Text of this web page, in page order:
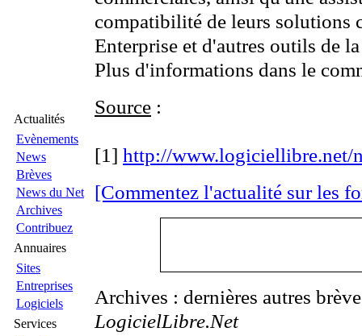
Actualités
Evènements
News
Brèves
News du Net
Archives
Contribuez
Annuaires
Sites
Entreprises
Logiciels
Services
compatibilité de leurs solutions
Enterprise et d'autres outils de
Plus d'informations dans le
Source :
[1] http://www.logiciellibre.net/
[Commentez l'actualité sur les
Archives : dernières autres
LogicielLibre.Net